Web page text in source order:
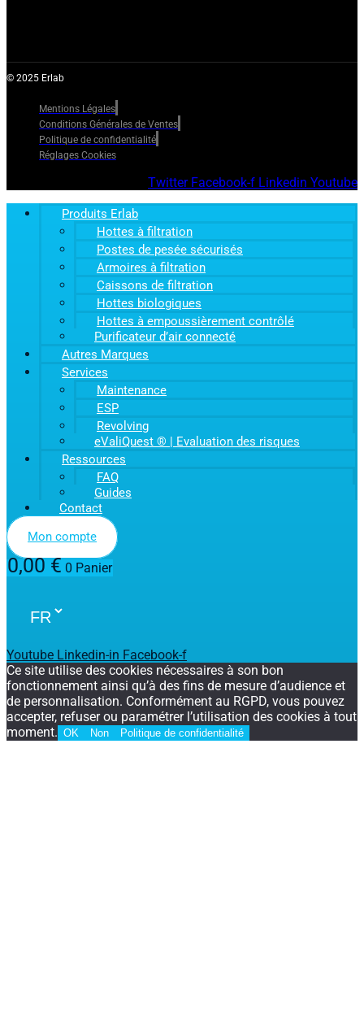
© 2025 Erlab
Mentions Légales
Conditions Générales de Ventes
Politique de confidentialité
Réglages Cookies
Twitter Facebook-f Linkedin Youtube
Produits Erlab
Hottes à filtration
Postes de pesée sécurisés
Armoires à filtration
Caissons de filtration
Hottes biologiques
Hottes à empoussièrement contrôlé
Purificateur d’air connecté
Autres Marques
Services
Maintenance
ESP
Revolving
eValiQuest ® | Evaluation des risques
Ressources
FAQ
Guides
Contact
Mon compte
0,00€ 0 Panier
Youtube Linkedin-in Facebook-f
Ce site utilise des cookies nécessaires à son bon
fonctionnement ainsi qu’à des fins de mesure d’audience et
de personnalisation. Conformément au RGPD, vous pouvez
accepter, refuser ou paramétrer l’utilisation des cookies à tout
moment. OK Non Politique de confidentialité